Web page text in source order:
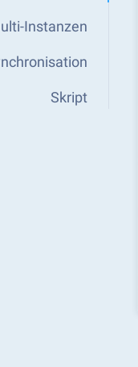
Instanzen
Skript